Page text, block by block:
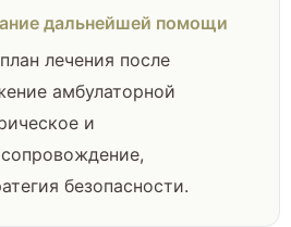
дальнейшей помощи
лечения после
амбулаторной
и
безопасности.